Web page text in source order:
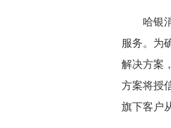
哈银
服务。为
解决方案
方案将授
旗下客户